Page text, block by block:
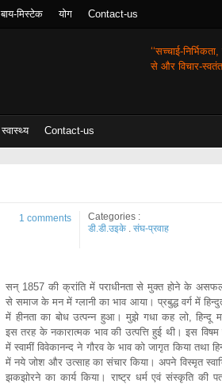
बाय-मिस्टेक योग Contact-us
‘‘सच्चाई-
से और विचार-
स्वास्थ्य Contact-us
1 comments
Categories :
डी.डी.उइके . संघ-प्रवाह
सन् 1857 की क्रांति में पराधीनता से मुक्त होने के
से समाज के मन में ग्लानी का भाव आया। प्रबुद्ध वर्ग में
में हीनता का बोध उत्पन्न हुआ। मुझे गधा कह लो, हिन्दू
इस तरह के नकारात्मक भाव की उत्पत्ति हुई थी। इस विषम
में स्वामीं विवेकानन्द ने गौरव के भाव को जागृत किया तथा
में नये जोश और उत्साह का संचार किया। अपने विस्मृत
झकझोरने का कार्य किया। राष्ट्र धर्म एवं संस्कृति की